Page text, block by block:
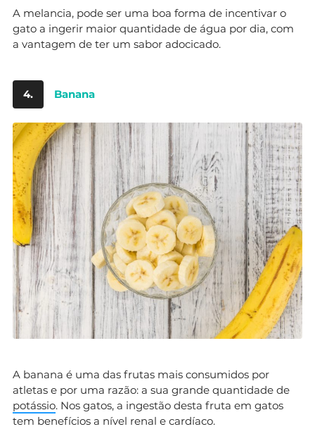
A melancia, pode ser uma boa forma de incentivar o
gato a ingerir maior quantidade de água por dia, com
a vantagem de ter um sabor adocicado.
4. Banana
A banana é uma das frutas mais consumidos por
atletas e por uma razão: a sua grande quantidade de
potássio. Nos gatos, a ingestão desta fruta em gatos
tem benefícios a nível renal e cardíaco.